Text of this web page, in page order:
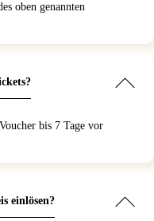
oben genannten
bis 7 Tage vor
einlösen?